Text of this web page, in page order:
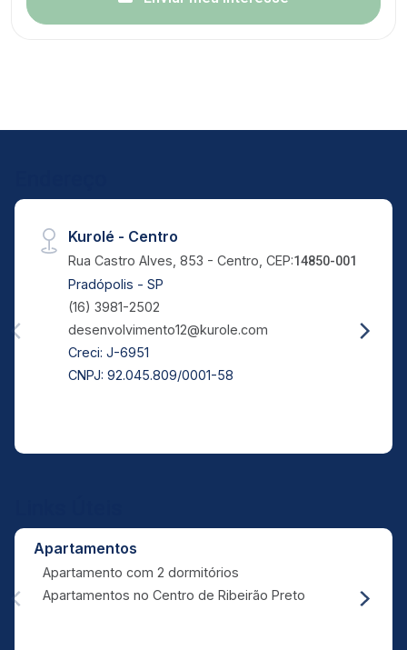
Kurolé - Centro
Rua Castro Alves, 853 - Centro, CEP:14850-001
Pradópolis - SP
(16) 3981-2502
desenvolvimento12@kurole.com
Creci: J-6951
CNPJ: 92.045.809/0001-58
Apartamentos
Apartamento com 2 dormitórios
Apartamentos no Centro de Ribeirão Preto